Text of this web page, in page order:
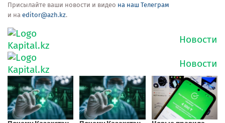
Присылайте ваши новости и видео на наш Телеграм
и на editor@azh.kz.